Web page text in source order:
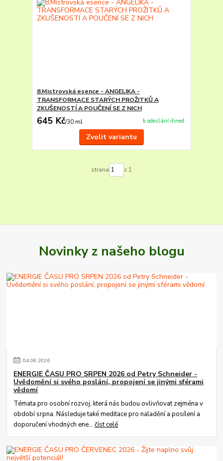
8.Mistrovská esence - ANGELIKA -
TRANSFORMACE STARÝCH PROŽITKŮ A
ZKUŠENOSTÍ A POUČENÍ SE Z NICH
645 Kč/30 ml k odeslání ihned
Zvolit variantu
strana z 1
Novinky z našeho blogu
04.08.2026
ENERGIE ČASU PRO SRPEN 2026 od Petry Schneider -
Uvědomění si svého poslání, propojení se jinými sférami
vědomí
Témata pro osobní rozvoj, která nás budou ovlivňovat zejména v
období srpna. Následuje také meditace pro naladění a posílení a
doporučení vhodných ene...číst celé